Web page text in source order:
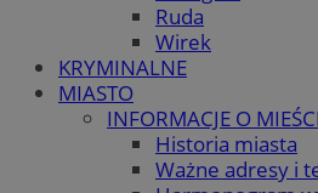
Ruda
Wirek
KRYMINALNE
MIASTO
INFORMACJE O
Historia miasta
Ważne adresy i